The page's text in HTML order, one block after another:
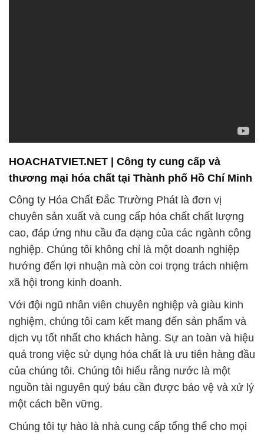
Với đội ngũ nhân viên chuyên nghiệp và giàu kinh
nghiệm, chúng tôi cam kết mang đến sản phẩm và
dịch vụ tốt nhất cho khách hàng. Sự an toàn và hiệu
quả trong việc sử dụng hóa chất là ưu tiên hàng đầu
của chúng tôi. Chúng tôi hiểu rằng nước là một
nguồn tài nguyên quý báu cần được bảo vệ và xử lý
một cách bền vững.
Chúng tôi tự hào là nhà cung cấp tổng thể cho mọi
nhu cầu về công nghiệp hóa chất, và đặc biệt đã và
đang đóng góp vào ngành dầu khí với danh tiếng
vững chắc. Chúng tôi không chỉ cung cấp sản phẩm
chất lượng cao mà còn cam kết giao hàng đúng
hẹn, giúp khách hàng duy trì quy trình sản xuất một
cách hiệu quả.
Phát triển bền vững là một trong những mục tiêu
hàng đầu của chúng tôi, và chúng tôi luôn lựa chọn